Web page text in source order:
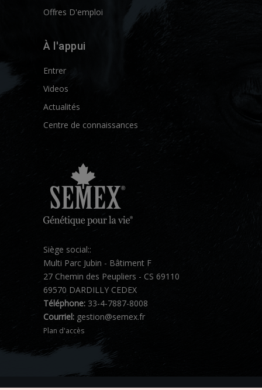
Offres D'emploi
À l'appui
Entrer
Videos
Actualités
Centre de connaissances
Siège social::
Multi Parc Jubin - Bâtiment F
27 Chemin des Peupliers - CS 69110
69570 DARDILLY CEDEX
Téléphone: 33-4-7887-8008
Courriel: gestion@semex.fr
Plan d'accès